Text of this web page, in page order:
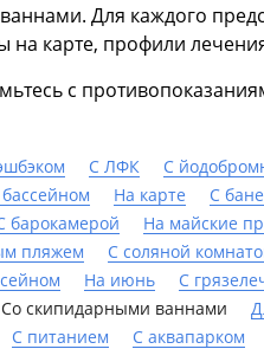
Для каждого
карте, профили
с
С ЛФК С
бассейном На карте С
барокамерой На майские
пляжем С соляной
На июнь С
Со скипидарными ваннами
С питанием С аквапарком